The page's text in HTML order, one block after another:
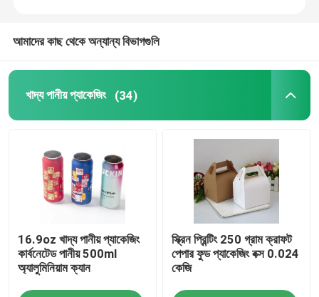
কাস্টম স্টিকার লেবেল
পোষা প্রাণীর বোতল প্যাকিং মেশিন
টেট্রা প্যাক রিপেয়ার পার্টস
আমাদের কাছ থেকে অন্যান্য বিভাগগুলি
খাদ্য পানীয় প্যাকেজিং (34)
16.9oz খাদ্য পানীয় প্যাকেজিং
কার্বনেটেড পানীয় 500ml
অ্যালুমিনিয়াম ক্যান
স্ক্রিন প্রিন্টিং 250 গ্রাম ক্রাফট
পেপার ফুড প্যাকেজিং বক্স 0.024
কেজি